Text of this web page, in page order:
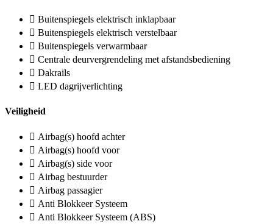
Buitenspiegels elektrisch inklapbaar
Buitenspiegels elektrisch verstelbaar
Buitenspiegels verwarmbaar
Centrale deurvergrendeling met afstandsbediening
Dakrails
LED dagrijverlichting
Veiligheid
Airbag(s) hoofd achter
Airbag(s) hoofd voor
Airbag(s) side voor
Airbag bestuurder
Airbag passagier
Anti Blokkeer Systeem
Anti Blokkeer Systeem (ABS)